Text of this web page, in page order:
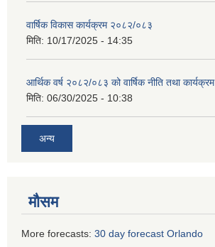
वार्षिक विकास कार्यक्रम २०८२/०८३
मिति: 10/17/2025 - 14:35
आर्थिक वर्ष २०८२/०८३ को वार्षिक नीति तथा कार्यक्रम
मिति: 06/30/2025 - 10:38
अन्य
मौसम
More forecasts: 30 day forecast Orlando